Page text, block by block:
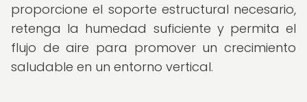
proporcione el soporte estructural necesario,
retenga la humedad suficiente y permita el
flujo de aire para promover un crecimiento
saludable en un entorno vertical.